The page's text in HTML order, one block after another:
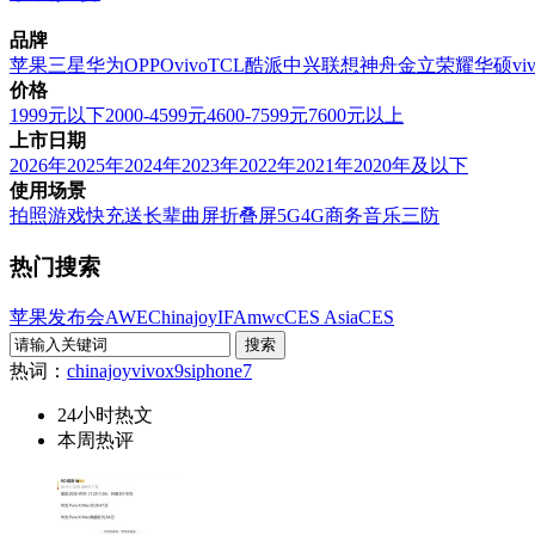
品牌
苹果三星华为OPPOvivoTCL酷派中兴联想神舟金立荣耀华硕
价格
1999元以下2000-4599元4600-7599元7600元以上
上市日期
2026年2025年2024年2023年2022年2021年2020年及以下
使用场景
拍照游戏快充送长辈曲屏折叠屏5G4G商务音乐三防
热门搜索
苹果发布会AWEChinajoyIFAmwcCES AsiaCES
热词： chinajoyvivox9siphone7
24小时热文
本周热评